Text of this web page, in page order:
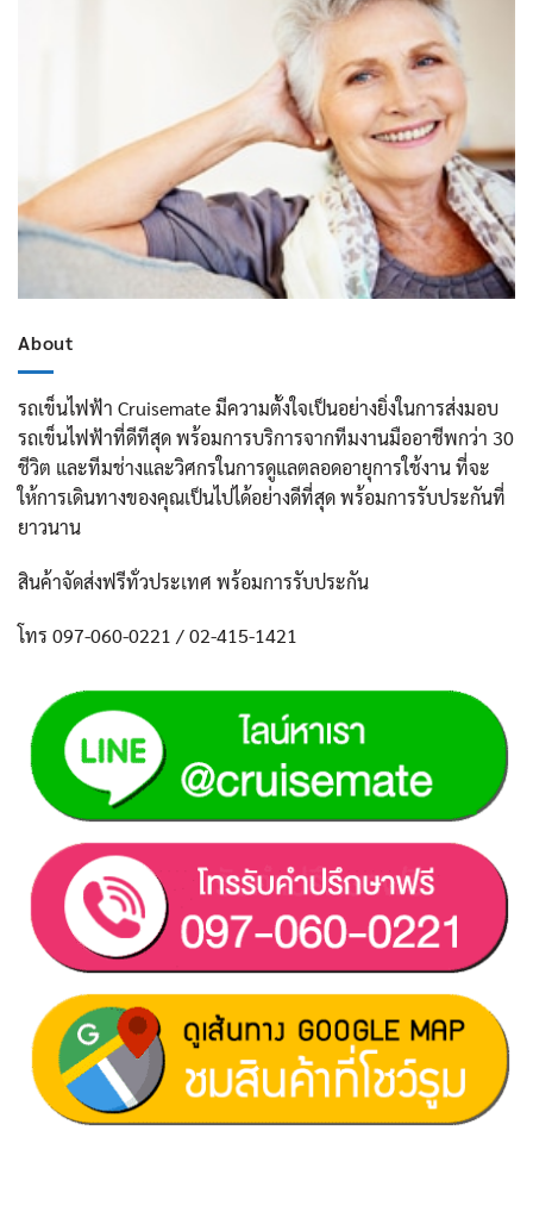
About
รถเข็นไฟฟ้า Cruisemate มีความตั้งใจเป็นอย่างยิ่งในการส่งมอบ
รถเข็นไฟฟ้าที่ดีทีสุด พร้อมการบริการจากทีมงานมืออาชีพกว่า 30
ชีวิต และทีมช่างและวิศกรในการดูแลตลอดอายุการใช้งาน ที่จะ
ให้การเดินทางของคุณเป็นไปได้อย่างดีที่สุด พร้อมการรับประกันที่
ยาวนาน
สินค้าจัดส่งฟรีทั่วประเทศ พร้อมการรับประกัน
โทร 097-060-0221 / 02-415-1421